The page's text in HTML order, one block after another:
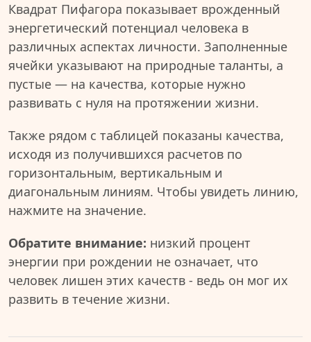
Квадрат Пифагора показывает врожденный
энергетический потенциал человека в
различных аспектах личности. Заполненные
ячейки указывают на природные таланты, а
пустые — на качества, которые нужно
развивать с нуля на протяжении жизни.
Также рядом с таблицей показаны качества,
исходя из получившихся расчетов по
горизонтальным, вертикальным и
диагональным линиям. Чтобы увидеть линию,
нажмите на значение.
Обратите внимание: низкий процент
энергии при рождении не означает, что
человек лишен этих качеств - ведь он мог их
развить в течение жизни.